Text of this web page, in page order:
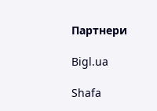
Партнери
Bigl.ua
Shafa